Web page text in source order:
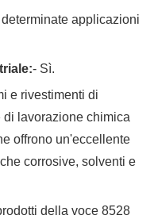
applicazioni
- Sì.
e rivestimenti di
lavorazione chimica
offrono un'eccellente
corrosive, solventi e
della voce 8528